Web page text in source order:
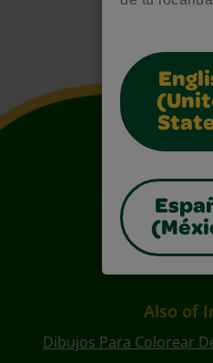
Also of
Dibujos Para Colorear